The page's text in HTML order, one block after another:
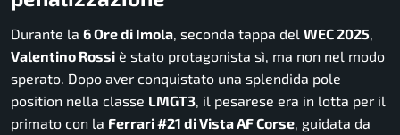
Durante la 6 Ore di Imola , seconda tappa del WEC 2025
Valentino Rossi è stato protagonista sì, ma non nel modo
sperato. Dopo aver conquistato una splendida pole
position nella classe LMGT3 , il pesarese era in lotta per il
primato con la Ferrari #21 di Vista AF Corse , guidata da